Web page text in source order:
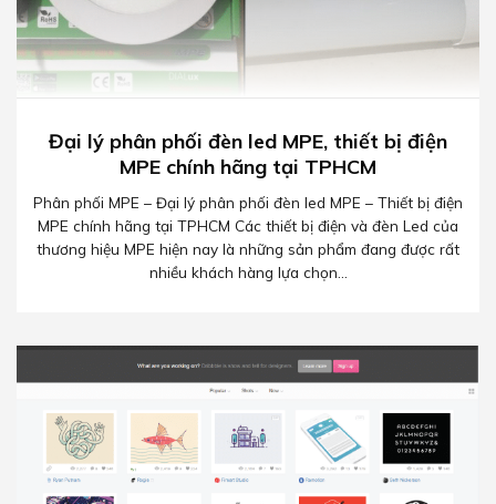
Đại lý phân phối đèn led MPE, thiết bị điện
MPE chính hãng tại TPHCM
Phân phối MPE – Đại lý phân phối đèn led MPE – Thiết bị điện
MPE chính hãng tại TPHCM Các thiết bị điện và đèn Led của
thương hiệu MPE hiện nay là những sản phẩm đang được rất
nhiều khách hàng lựa chọn...